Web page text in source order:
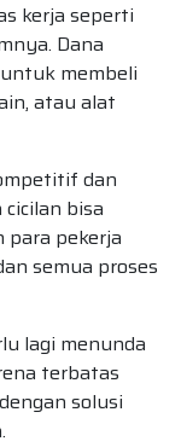
kerja seperti
Dana
membeli
atau alat
dan
bisa
para pekerja
semua proses
lagi menunda
terbatas
solusi